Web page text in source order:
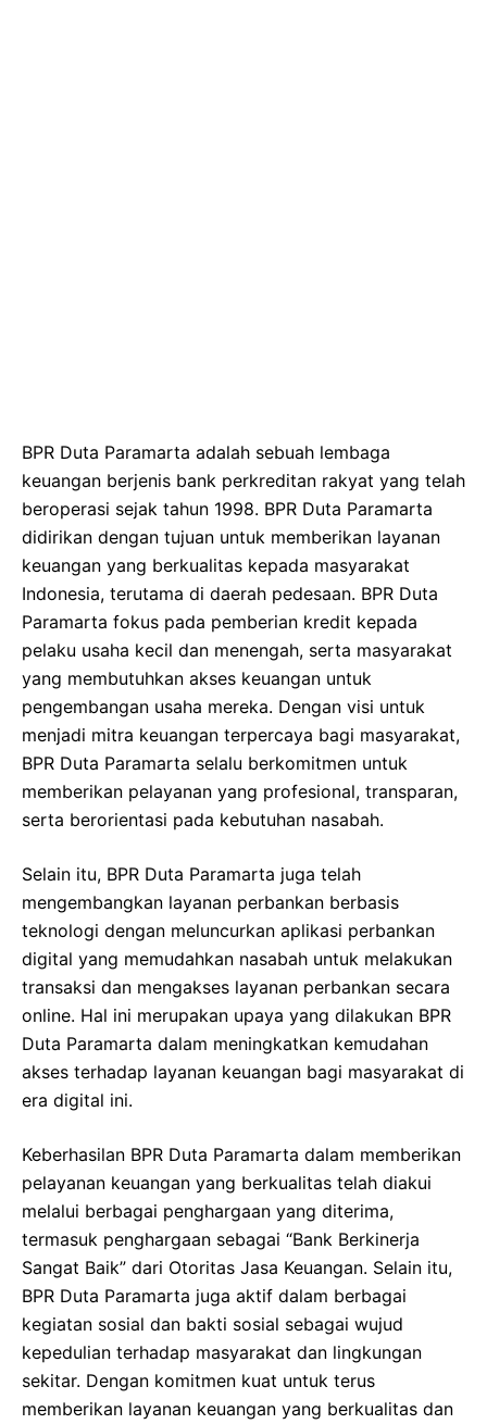
BPR Duta Paramarta adalah sebuah lembaga
keuangan berjenis bank perkreditan rakyat yang telah
beroperasi sejak tahun 1998. BPR Duta Paramarta
didirikan dengan tujuan untuk memberikan layanan
keuangan yang berkualitas kepada masyarakat
Indonesia, terutama di daerah pedesaan. BPR Duta
Paramarta fokus pada pemberian kredit kepada
pelaku usaha kecil dan menengah, serta masyarakat
yang membutuhkan akses keuangan untuk
pengembangan usaha mereka. Dengan visi untuk
menjadi mitra keuangan terpercaya bagi masyarakat,
BPR Duta Paramarta selalu berkomitmen untuk
memberikan pelayanan yang profesional, transparan,
serta berorientasi pada kebutuhan nasabah.
Selain itu, BPR Duta Paramarta juga telah
mengembangkan layanan perbankan berbasis
teknologi dengan meluncurkan aplikasi perbankan
digital yang memudahkan nasabah untuk melakukan
transaksi dan mengakses layanan perbankan secara
online. Hal ini merupakan upaya yang dilakukan BPR
Duta Paramarta dalam meningkatkan kemudahan
akses terhadap layanan keuangan bagi masyarakat di
era digital ini.
Keberhasilan BPR Duta Paramarta dalam memberikan
pelayanan keuangan yang berkualitas telah diakui
melalui berbagai penghargaan yang diterima,
termasuk penghargaan sebagai “Bank Berkinerja
Sangat Baik” dari Otoritas Jasa Keuangan. Selain itu,
BPR Duta Paramarta juga aktif dalam berbagai
kegiatan sosial dan bakti sosial sebagai wujud
kepedulian terhadap masyarakat dan lingkungan
sekitar. Dengan komitmen kuat untuk terus
memberikan layanan keuangan yang berkualitas dan